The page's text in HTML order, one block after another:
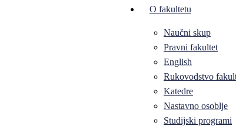
O fakultetu
Naučni skup
Pravni fakultet
English
Rukovodstvo
Katedre
Nastavno osoblje
Studijski programi